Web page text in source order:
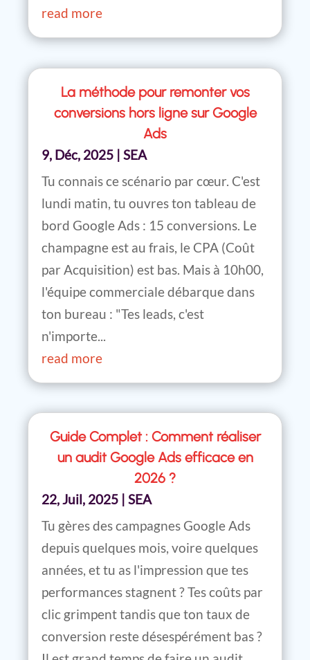
read more
La méthode pour remonter vos
conversions hors ligne sur Google
Ads
9, Déc, 2025 | SEA
Tu connais ce scénario par cœur. C'est
lundi matin, tu ouvres ton tableau de
bord Google Ads : 15 conversions. Le
champagne est au frais, le CPA (Coût
par Acquisition) est bas. Mais à 10h00,
l'équipe commerciale débarque dans
ton bureau : "Tes leads, c'est
n'importe...
read more
Guide Complet : Comment réaliser
un audit Google Ads efficace en
2026 ?
22, Juil, 2025 | SEA
Tu gères des campagnes Google Ads
depuis quelques mois, voire quelques
années, et tu as l'impression que tes
performances stagnent ? Tes coûts par
clic grimpent tandis que ton taux de
conversion reste désespérément bas ?